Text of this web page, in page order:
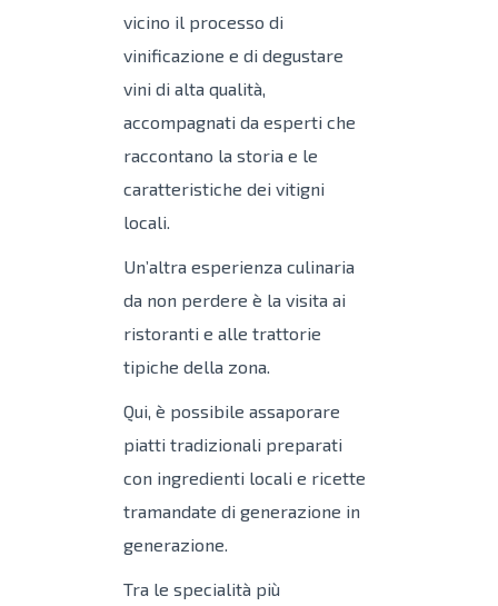
vicino il processo di
vinificazione e di degustare
vini di alta qualità,
accompagnati da esperti che
raccontano la storia e le
caratteristiche dei vitigni
locali.
Un’altra esperienza culinaria
da non perdere è la visita ai
ristoranti e alle trattorie
tipiche della zona.
Qui, è possibile assaporare
piatti tradizionali preparati
con ingredienti locali e ricette
tramandate di generazione in
generazione.
Tra le specialità più